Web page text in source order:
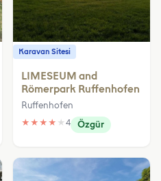
Karavan Sitesi
LIMESEUM and
Römerpark Ruffenhofen
Ruffenhofen
★ ★ ★ ★ ★ 4 Özgür